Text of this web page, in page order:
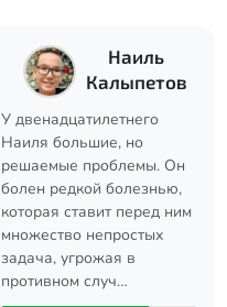
Наиль
Калыпетов
У двенадцатилетнего
Наиля большие, но
решаемые проблемы. Он
болен редкой болезнью,
которая ставит перед ним
множество непростых
задача, угрожая в
противном случ…